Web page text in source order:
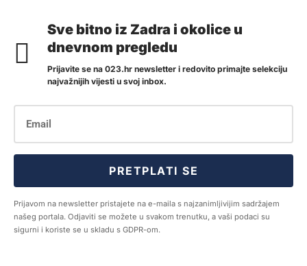
Sve bitno iz Zadra i okolice u
dnevnom pregledu
Prijavite se na 023.hr newsletter i redovito primajte selekciju
najvažnijih vijesti u svoj inbox.
PRETPLATI SE
Prijavom na newsletter pristajete na e-maila s najzanimljivijim sadržajem
našeg portala. Odjaviti se možete u svakom trenutku, a vaši podaci su
sigurni i koriste se u skladu s GDPR-om.